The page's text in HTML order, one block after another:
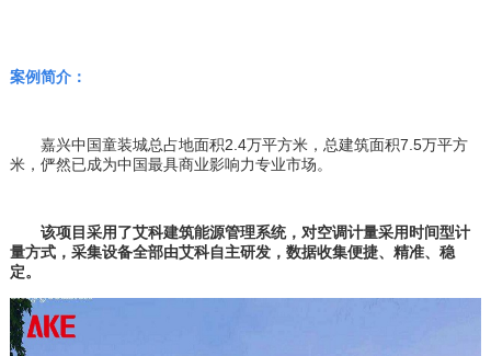
案例简介：
嘉兴中国童装城总占地面积2.4万平方米，总建筑面积7.5万平方
米，俨然已成为中国最具商业影响力专业市场。
该项目采用了艾科建筑能源管理系统，对空调计量采用时间型计
量方式，采集设备全部由艾科自主研发，数据收集便捷、精准、稳
定。